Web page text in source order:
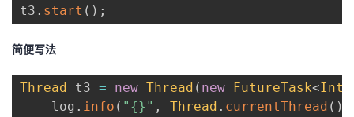
t3 . start ( ) ;
简便写法
Thread t3 = new Thread ( new FutureTask<
    log
. info ( "{}" , Thread . currentThread ( )